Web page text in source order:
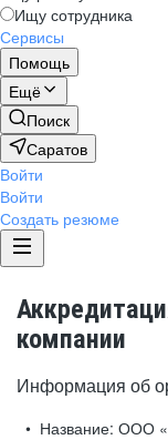
Ищу сотрудника
Сервисы
Помощь
Ещё
Поиск
Саратов
Войти
Войти
Создать резюме
компании
Информация об
Название: ООО